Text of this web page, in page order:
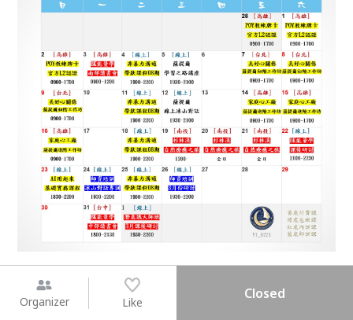
Organizer Like
Closed